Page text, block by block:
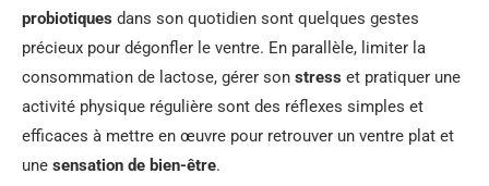
probiotiques dans son quotidien sont quelques gestes
précieux pour dégonfler le ventre. En parallèle, limiter la
consommation de lactose, gérer son stress et pratiquer une
activité physique régulière sont des réflexes simples et
efficaces à mettre en œuvre pour retrouver un ventre plat et
une sensation de bien-être.